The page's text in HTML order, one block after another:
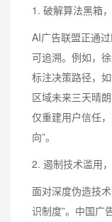
1. 破解算法黑箱
AI广告联盟正通
可追溯。例如，
标注决策路径，
区域未来三天晴
仅重建用户信任
向”。
2. 遏制技术滥用
面对深度伪造技
识制度”。中国广